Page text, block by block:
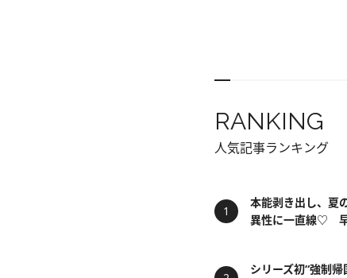
RANKING
人気記事ランキング
本能剥き出し、夏
異性に一直線♡
シリーズ初“強制